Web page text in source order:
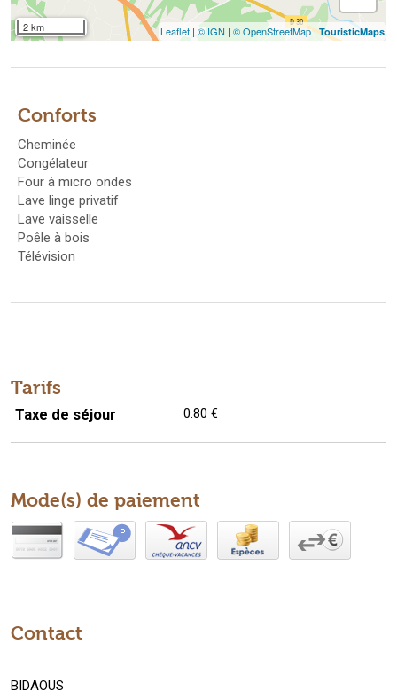
2 km Leaflet | © IGN | © OpenStreetMap|TouristicMaps
Conforts
Cheminée
Congélateur
Four à micro ondes
Lave linge privatif
Lave vaisselle
Poêle à bois
Télévision
Tarifs
Taxe de séjour 0.80 €
Mode(s) de paiement
Contact
BIDAOUS